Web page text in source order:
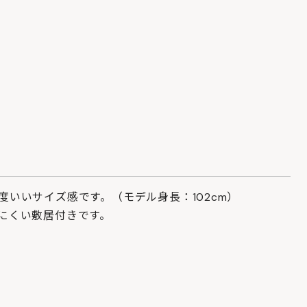
いサイズ感です。（モデル身長：102cm）
い敷居付きです。